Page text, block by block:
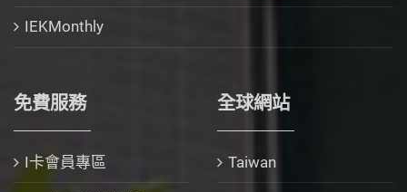
IEKMonthly
免費服務
I卡會員專區
全球網站
Taiwan